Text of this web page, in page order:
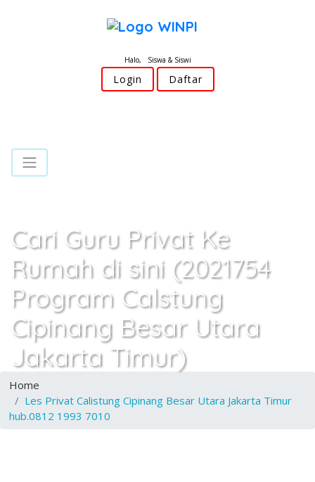
Halo, Siswa & Siswi
Login Daftar
Cari Guru Privat Ke
Rumah di sini (2021754
Program Calstung
Cipinang Besar Utara
Jakarta Timur)
Home
Les Privat Calistung Cipinang Besar Utara Jakarta Timur
hub.0812 1993 7010